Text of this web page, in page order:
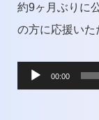
約9ヶ月ぶりに
の方に応援いた
00:00